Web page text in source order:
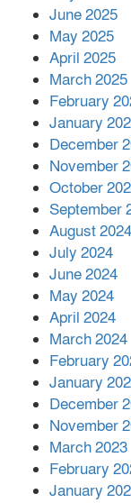
June 2025
May 2025
April 2025
March 2025
February
January
December
November
October
September
August 2024
July 2024
June 2024
May 2024
April 2024
March 2024
February
January
December
November
March 2023
February
January